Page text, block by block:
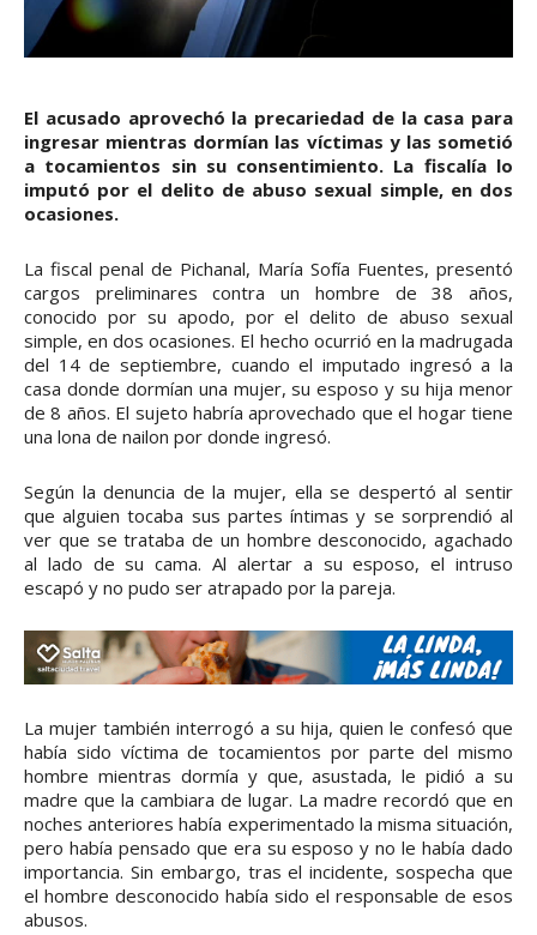
El acusado aprovechó la precariedad de la casa para
ingresar mientras dormían las víctimas y las sometió
a tocamientos sin su consentimiento. La fiscalía lo
imputó por el delito de abuso sexual simple, en dos
ocasiones.
La fiscal penal de Pichanal, María Sofía Fuentes, presentó
cargos preliminares contra un hombre de 38 años,
conocido por su apodo, por el delito de abuso sexual
simple, en dos ocasiones. El hecho ocurrió en la madrugada
del 14 de septiembre, cuando el imputado ingresó a la
casa donde dormían una mujer, su esposo y su hija menor
de 8 años. El sujeto habría aprovechado que el hogar tiene
una lona de nailon por donde ingresó.
Según la denuncia de la mujer, ella se despertó al sentir
que alguien tocaba sus partes íntimas y se sorprendió al
ver que se trataba de un hombre desconocido, agachado
al lado de su cama. Al alertar a su esposo, el intruso
escapó y no pudo ser atrapado por la pareja.
La mujer también interrogó a su hija, quien le confesó que
había sido víctima de tocamientos por parte del mismo
hombre mientras dormía y que, asustada, le pidió a su
madre que la cambiara de lugar. La madre recordó que en
noches anteriores había experimentado la misma situación,
pero había pensado que era su esposo y no le había dado
importancia. Sin embargo, tras el incidente, sospecha que
el hombre desconocido había sido el responsable de esos
abusos.